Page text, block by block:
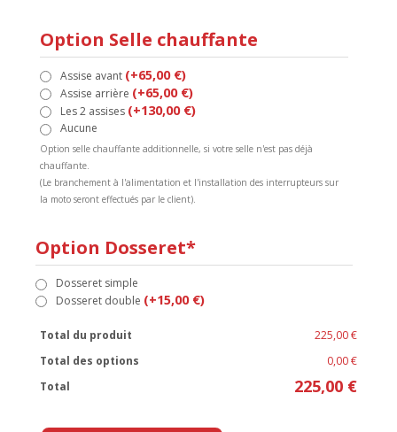
Option Dosseret*
Dosseret simple
Dosseret double (+15,00 €)
Option Selle chauffante
Assise avant (+65,00 €)
Assise arrière (+65,00 €)
Les 2 assises (+130,00 €)
Aucune
Option selle chauffante additionnelle, si votre selle n'est pas déjà
chauffante.
(Le branchement à l'alimentation et l'installation des interrupteurs sur
la moto seront effectués par le client).
Total du produit
225,00 €
Total des options
0,00 €
Total
225,00 €